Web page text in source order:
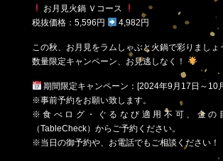
お月見火鍋 Ｖコース
税抜価格：5,596円
4,982円
この秋、お月見をラムしゃぶと火鍋で彩りましょ
数量限定キャンペーン、お見逃しなく！
期間限定キャンペーン：[2024年9月17日～10
※事前予約をお願い致します。
※食べログ・ぐるなび適用不可、金の
（TableCheck）からご予約ください。
※当日の御予約や、お電話でもご相談ください！